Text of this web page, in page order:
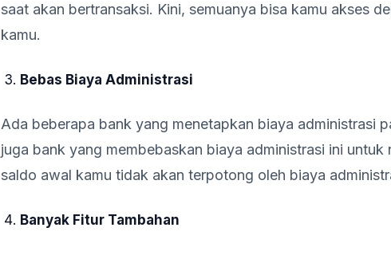
saat akan bertransaksi. Kini, semuanya bisa kamu akses
kamu.
Bebas Biaya Administrasi
Ada beberapa bank yang menetapkan biaya administrasi
juga bank yang membebaskan biaya administrasi ini untuk
saldo awal kamu tidak akan terpotong oleh biaya
Banyak Fitur Tambahan